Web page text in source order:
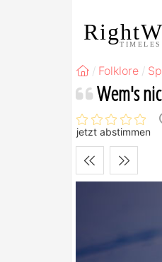
Folklore
Wem's
jetzt abstimmen